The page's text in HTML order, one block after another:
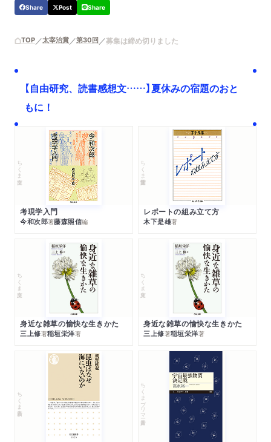
Share Post Share
TOP 太宰治賞 第30回 募集は締め切りました
【自由研究、読書感想文……】夏休みの宿題のおと
もに！
ちくま文庫
考現学入門
今和次郎著藤森照信編
ちくま学芸文庫
レポートの組み立て方
木下是雄著
ちくま文庫
身近な雑草の愉快な生きかた
三上修著稲垣栄洋著
ちくま文庫
身近な雑草の愉快な生きかた
三上修著稲垣栄洋著
ちくま新書 ちくまプリマー新書